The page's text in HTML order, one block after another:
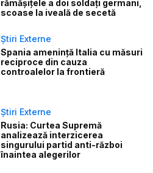
rămășițele a doi soldați germani,
scoase la iveală de secetă
Știri Externe
Spania amenință Italia cu măsuri
reciproce din cauza
controalelor la frontieră
Știri Externe
Rusia: Curtea Supremă
analizează interzicerea
singurului partid anti-război
înaintea alegerilor